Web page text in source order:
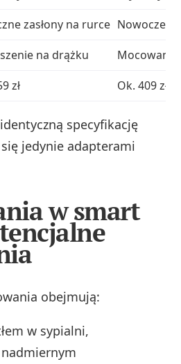
zasłony na rurce
na drążku
Mocowanie
zł Ok. 409 zł
specyfikację
jedynie adapterami
w smart
obejmują:
w sypialni,